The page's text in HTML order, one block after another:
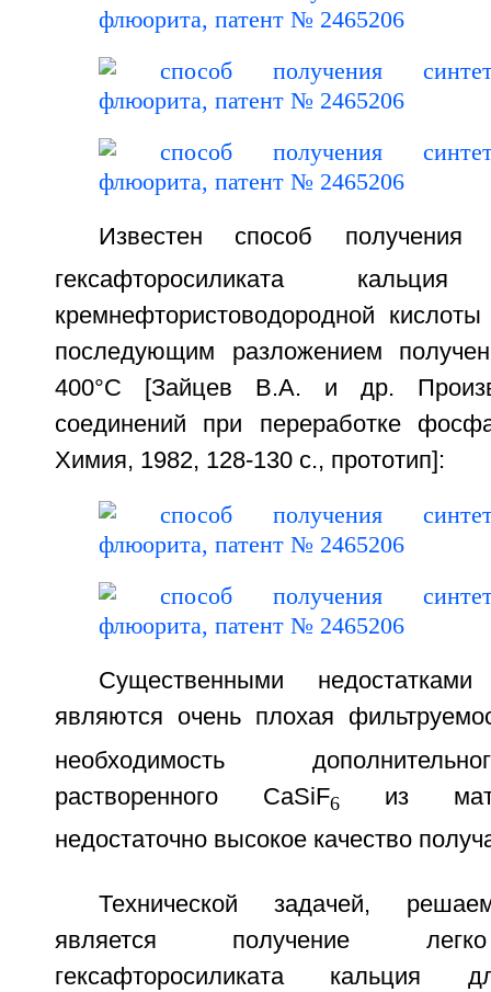
Известен способ получения
гексафторосиликата
кремнефтористоводородной
последующим разложением
400°С [Зайцев В.А. и др.
соединений при переработке
Химия, 1982, 128-130 с., прототип]:
Существенными
являются очень плохая
необходимость
растворенного CaSiF6 из
недостаточно высокое качество
Технической задачей,
является получение
гексафторосиликата кальция